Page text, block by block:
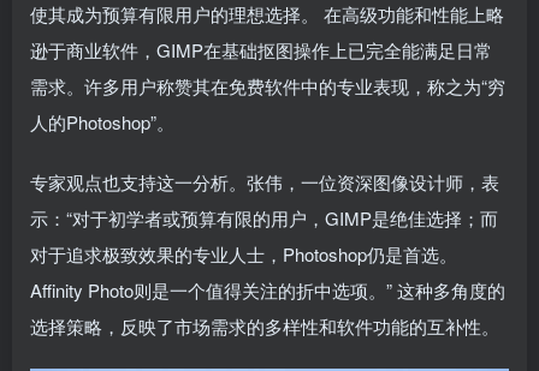
使其成为预算有限用户的理想选择。 在高级功能和性能上略
逊于商业软件，GIMP在基础抠图操作上已完全能满足日常
需求。许多用户称赞其在免费软件中的专业表现，称之为“穷
人的Photoshop”。
专家观点也支持这一分析。张伟，一位资深图像设计师，表
示：“对于初学者或预算有限的用户，GIMP是绝佳选择；而
对于追求极致效果的专业人士，Photoshop仍是首选。
Affinity Photo则是一个值得关注的折中选项。” 这种多角度的
选择策略，反映了市场需求的多样性和软件功能的互补性。